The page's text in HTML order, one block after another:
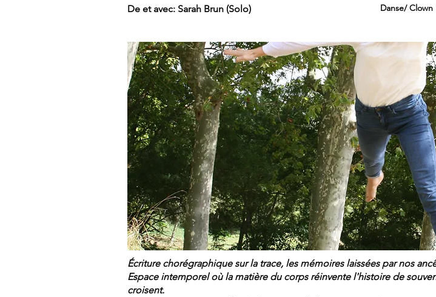
De et avec: Sarah Brun (Solo) Danse/ Clown
Écriture chorégraphique sur la trace, les mémoires laissées par nos
Espace intemporel où la matière du corps réinvente l'histoire de
croisent.